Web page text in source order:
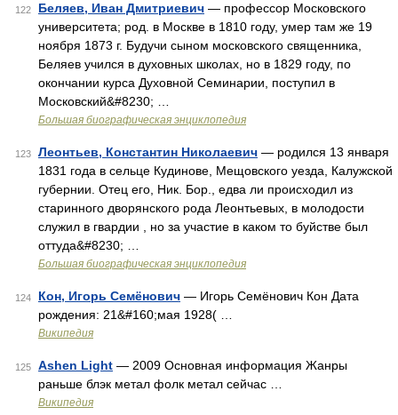
122 Беляев, Иван Дмитриевич — профессор Московского
университета; род. в Москве в 1810 году, умер там же 19
ноября 1873 г. Будучи сыном московского священника,
Беляев учился в духовных школах, но в 1829 году, по
окончании курса Духовной Семинарии, поступил в
Московский&#8230; …
Большая биографическая энциклопедия
123 Леонтьев, Константин Николаевич — родился 13 января
1831 года в сельце Кудинове, Мещовского уезда, Калужской
губернии. Отец его, Ник. Бор., едва ли происходил из
старинного дворянского рода Леонтьевых, в молодости
служил в гвардии , но за участие в каком то буйстве был
оттуда&#8230; …
Большая биографическая энциклопедия
124 Кон, Игорь Семёнович — Игорь Семёнович Кон Дата
рождения: 21&#160;мая 1928( …
Википедия
125 Ashen Light — 2009 Основная информация Жанры
раньше блэк метал фолк метал сейчас …
Википедия